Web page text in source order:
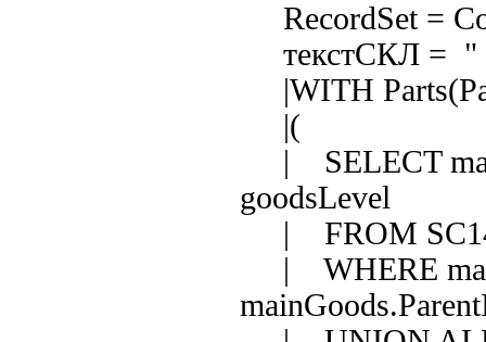
RecordSet =
текстСКЛ = "
|WITH
|(
| SELECT
goodsLevel
| FROM SC14
| WHERE